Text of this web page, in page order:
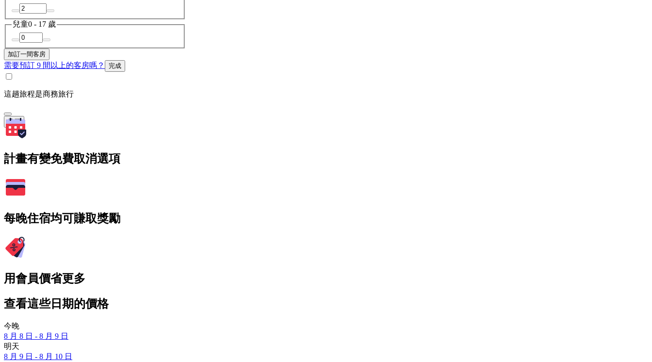
兒童0 - 17 歲
加訂一間客房
需要預訂 9 間以上的客房嗎？ 完成
這趟旅程是商務旅行
搜尋
計畫有變免費取消選項
每晚住宿均可賺取獎勵
用會員價省更多
查看這些日期的價格
今晚
8 月 8 日 - 8 月 9 日
明天
8 月 9 日 - 8 月 10 日